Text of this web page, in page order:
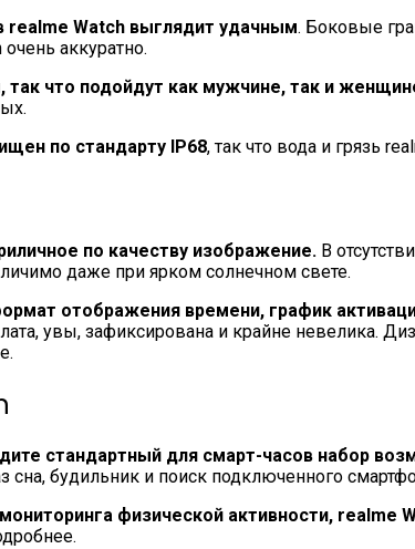
Watch выглядит удачным. Боковые
аккуратно.
так что подойдут как мужчине, так и
по стандарту IP68, так что вода и грязь
по качеству изображение. В
даже при ярком солнечном свете.
отображения времени, график
увы, зафиксирована и крайне невелика.
стандартный для смарт-часов набор
сна, будильник и поиск подключенного
физической активности, realme